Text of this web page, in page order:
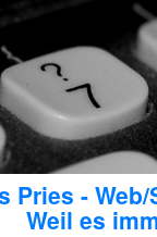
Pries -
Weil es